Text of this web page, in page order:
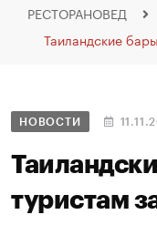
РЕСТОРАНОВЕД
Таиландские
НОВОСТИ
туристам